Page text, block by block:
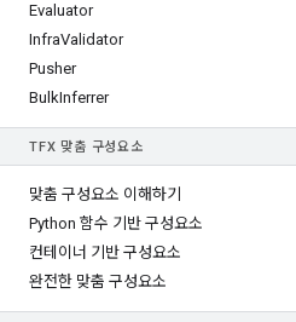
Evaluator
InfraValidator
Pusher
BulkInferrer
TFX 맞춤 구성요소
맞춤 구성요소 이해하기
Python 함수 기반 구성요소
컨테이너 기반 구성요소
완전한 맞춤 구성요소